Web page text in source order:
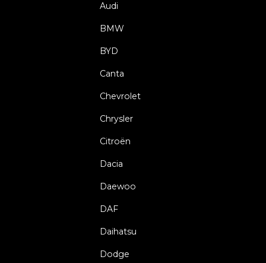
Audi
BMW
BYD
Canta
Chevrolet
Chrysler
Citroën
Dacia
Daewoo
DAF
Daihatsu
Dodge